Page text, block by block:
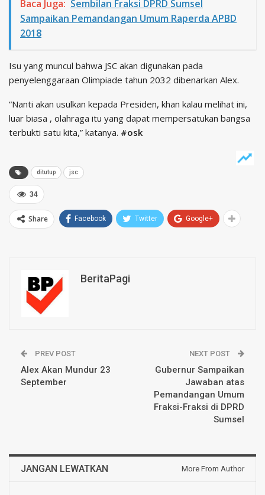
Baca Juga: Sembilan Fraksi DPRD Sumsel
Sampaikan Pemandangan Umum Raperda APBD
2018
Isu yang muncul bahwa JSC akan digunakan pada
penyelenggaraan Olimpiade tahun 2032 dibenarkan Alex.
“Nanti akan usulkan kepada Presiden, khan kalau melihat ini,
luar biasa , olahraga itu yang dapat mempersatukan bangsa
terbukti satu kita,” katanya. #osk
ditutup jsc
34
Share Facebook Twitter Google+
BeritaPagi
PREV POST
Alex Akan Mundur 23
September
NEXT POST
Gubernur Sampaikan
Jawaban atas
Pemandangan Umum
Fraksi-Fraksi di DPRD
Sumsel
JANGAN LEWATKAN More From Author